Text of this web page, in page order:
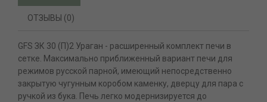
ОТЗЫВЫ (0)
GFS ЗК 30 (П)2 Ураган - расширенный комплект печи в
сетке. Максимально приближенный вариант печи для
режимов русской парной, имеющий непосредственно
закрытую чугунным коробом каменку, дверцу для пара с
ручкой из бука. Печь легко модернизируется до